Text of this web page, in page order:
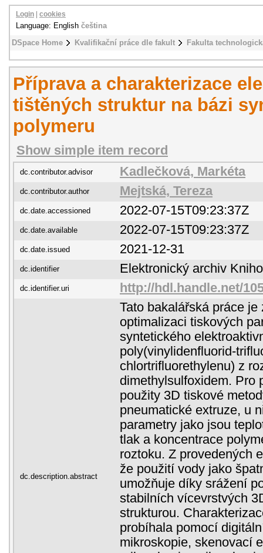
DSpace Home Kvalifikační práce dle fakult Fakulta
Login cookies
Language: English čeština
Příprava a charakterizace
tištěných struktur na bázi
polymeru
Show simple item record
dc.contributor.advisor Kadlečková, Markéta
dc.contributor.author Mejtská, Tereza
dc.date.accessioned 2022-07-15T09:23:37Z
dc.date.available 2022-07-15T09:23:37Z
dc.date.issued 2021-12-31
dc.identifier Elektronický archiv
dc.identifier.uri http://hdl.handle.net/
dc.description.abstract
Tato bakalářská práce je
optimalizaci tiskových
syntetického
poly(vinylidenfluorid-
chlortrifluorethylenu) z
dimethylsulfoxidem. Pro
použity 3D tiskové
pneumatické extruze, u
parametry jako jsou
tlak a koncentrace
roztoku. Z provedených
že použití vody jako
umožňuje díky srážení
stabilních vícevrstvých
strukturou.
probíhala pomocí
mikroskopie, skenovací